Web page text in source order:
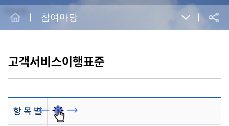
공유
참여마당
고객서비스이행표준
항 목 별